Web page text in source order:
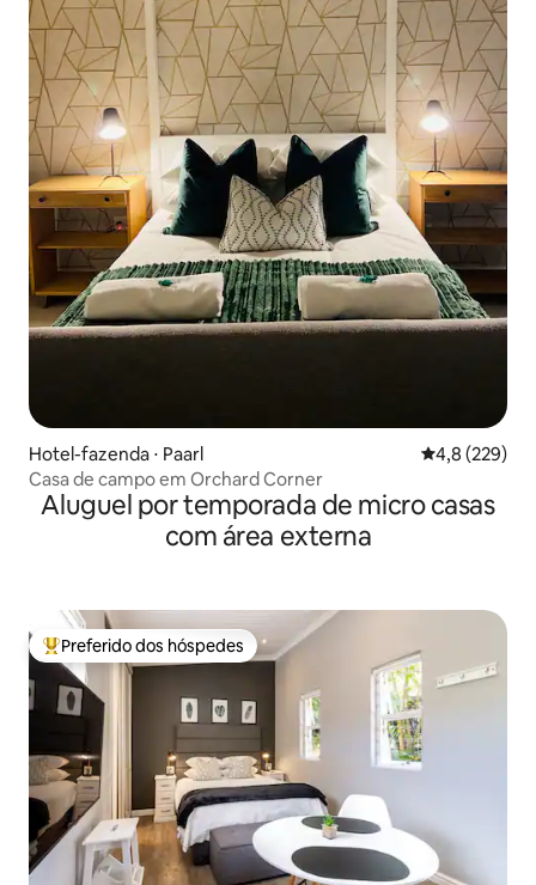
Hotel-fazenda ⋅ Paarl 4,8 de uma
4,8 (229)
Casa de campo em Orchard Corner
Aluguel por temporada de micro casas
com área externa
Entre os melhores preferidos dos hóspedes
Preferido dos hóspedes